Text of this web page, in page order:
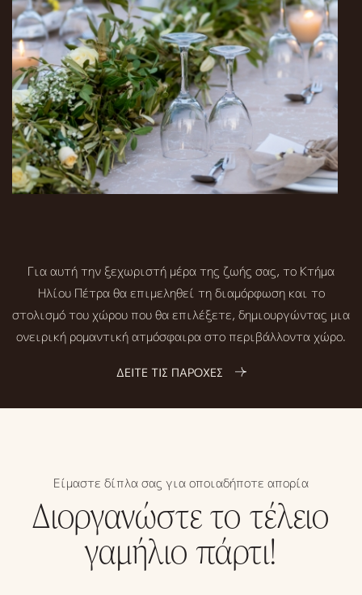
Για αυτή την ξεχωριστή μέρα της ζωής σας, το Κτήμα
Ηλίου Πέτρα θα επιμεληθεί τη διαμόρφωση και το
στολισμό του χώρου που θα επιλέξετε, δημιουργώντας μια
ονειρική ρομαντική ατμόσφαιρα στο περιβάλλοντα χώρο.
ΔΕΙΤΕ ΤΙΣ ΠΑΡΟΧΕΣ
Είμαστε δίπλα σας για οποιαδήποτε απορία
Διοργανώστε το τέλειο
γαμήλιο πάρτι!